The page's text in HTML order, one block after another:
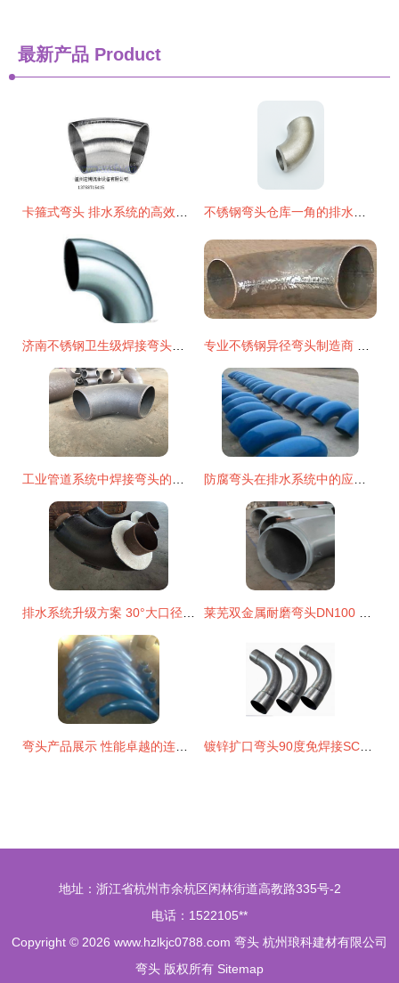
最新产品 Product
卡箍式弯头 排水系统的高效之选 不锈钢弯头仓库一角的排水系统优化
济南不锈钢卫生级焊接弯头管件供应全解析 厂家、价格与选购指南 专业不锈钢异径弯头制造商 博航管件的品质之路
工业管道系统中焊接弯头的核心作用与专业批发指南 防腐弯头在排水系统中的应用与关键特性
排水系统升级方案 30°大口径聚氨酯保温弯头的核心选择因素与厂家直销优势 莱芜双金属耐磨弯头DN100 全网优质工业管道的守护者
弯头产品展示 性能卓越的连接方案 镀锌扩口弯头90度免焊接SC100承插电缆穿线管件解析 6倍弧弯钢管的实用优势
地址：浙江省杭州市余杭区闲林街道高教路335号-2
电话：1522105**
Copyright © 2026 www.hzlkjc0788.com 弯头 杭州琅科建材有限公司
弯头 版权所有 Sitemap